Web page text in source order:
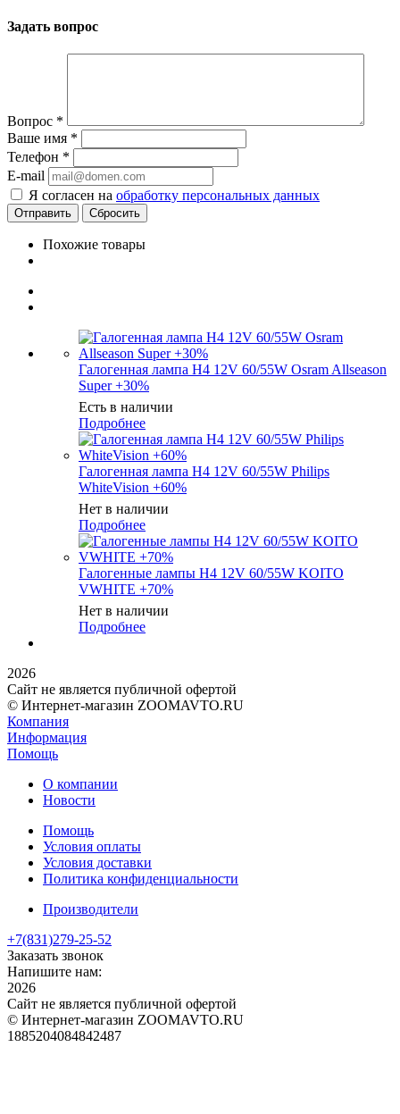
Задать вопрос
Вопрос *
Ваше имя *
Телефон *
E-mail
Я согласен на обработку персональных данных
Сбросить
Похожие товары
Галогенная лампа H4 12V 60/55W Osram Allseason
Super +30%
Есть в наличии
Подробнее
Галогенная лампа H4 12V 60/55W Philips
WhiteVision +60%
Нет в наличии
Подробнее
Галогенные лампы H4 12V 60/55W KOITO
VWHITE +70%
Нет в наличии
Подробнее
2026
Сайт не является публичной офертой
© Интернет-магазин ZOOMAVTO.RU
Компания
Информация
Помощь
О компании
Новости
Помощь
Условия оплаты
Условия доставки
Политика конфиденциальности
Производители
+7(831)279-25-52
Заказать звонок
Напишите нам:
2026
Сайт не является публичной офертой
© Интернет-магазин ZOOMAVTO.RU
1885204084842487